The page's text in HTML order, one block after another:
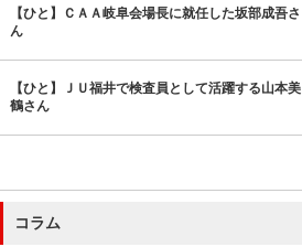
【ひと】ＣＡＡ岐阜会場長に就任した坂部成吾さ
ん
【ひと】ＪＵ福井で検査員として活躍する山本美
鶴さん
コラム